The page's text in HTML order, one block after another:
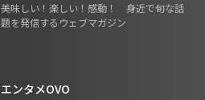
美味しい！楽しい！感動！ 身近で旬な話
題を発信するウェブマガジン
エンタメOVO